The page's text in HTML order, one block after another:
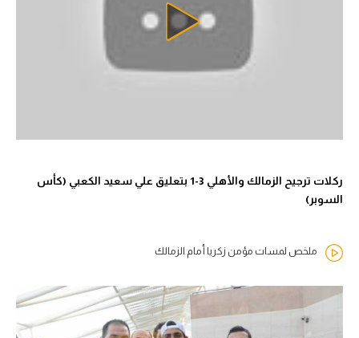
ركلات ترجيح الزمالك والأهلي 3-1 بتعليق علي سعيد الكعبي (كأس
السوبر)
ملخص لمسات مؤمن زكريا أمام الزمالك